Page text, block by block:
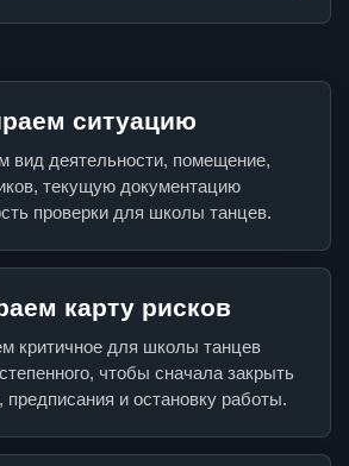
ситуацию
вид деятельности, помещение,
текущую документацию
проверки для школы танцев.
карту рисков
критичное для школы танцев
чтобы сначала закрыть
и остановку работы.